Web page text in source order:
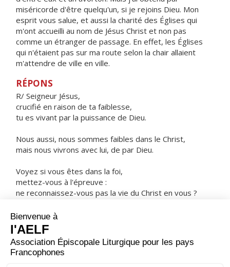
miséricorde d'être quelqu'un, si je rejoins Dieu. Mon
esprit vous salue, et aussi la charité des Églises qui
m'ont accueilli au nom de Jésus Christ et non pas
comme un étranger de passage. En effet, les Églises
qui n'étaient pas sur ma route selon la chair allaient
m'attendre de ville en ville.
RÉPONS
R/ Seigneur Jésus,
crucifié en raison de ta faiblesse,
tu es vivant par la puissance de Dieu.
Nous aussi, nous sommes faibles dans le Christ,
mais nous vivrons avec lui, de par Dieu.
Voyez si vous êtes dans la foi,
mettez-vous à l'épreuve :
ne reconnaissez-vous pas la vie du Christ en vous ?
ORAISON
Dieu puissant de qui vient tout don parfait, enracine en
nos cœurs l'amour de ton nom ; resserre nos liens avec